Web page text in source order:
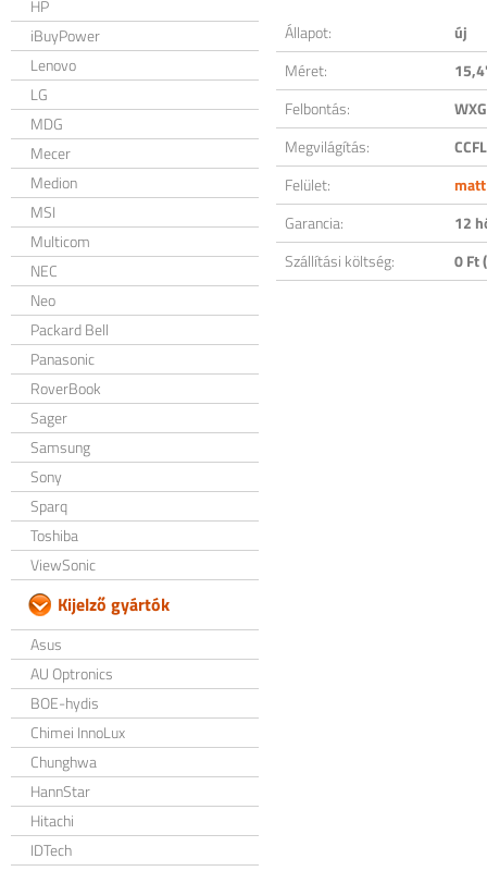
HP
iBuyPower
Lenovo
LG
MDG
Mecer
Medion
MSI
Multicom
NEC
Neo
Packard Bell
Panasonic
RoverBook
Sager
Samsung
Sony
Sparq
Toshiba
ViewSonic
Kijelző gyártók
Asus
AU Optronics
BOE-hydis
Chimei InnoLux
Chunghwa
HannStar
Hitachi
IDTech
Állapot:
új
Méret:
Felbontás:
Megvilágítás:
CCFL
Felület:
matt
Garancia:
12
Szállítási költség:
0 Ft